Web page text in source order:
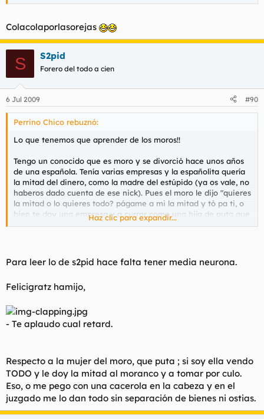
Colacolaporlasorejas
S S2pid
Forero del todo a cien
6 Jul 2009 #90
Perrino Chico rebuznó:
Lo que tenemos que aprender de los moros!!
Tengo un conocido que es moro y se divorció hace unos años
de una española. Tenía varias empresas y la españolita quería
la mitad del dinero, como la madre del estúpido (ya os vale, no
haberos dado cuenta de ese nick). Pues el moro le dijo "quieres
la mitad o lo quieres todo? págame a mi la mitad y tó pa ti, o
bien te doy una empresa y a currar como una hija de puta que
eres" esto último creo que no es textual. Al final la piba tiene
Haz clic para expandir...
Para leer lo de s2pid hace falta tener media neurona.
Felicigratz hamijo,
- Te aplaudo cual retard.
Respecto a la mujer del moro, que puta ; si soy ella vendo
TODO y le doy la mitad al moranco y a tomar por culo.
Eso, o me pego con una cacerola en la cabeza y en el
juzgado me lo dan todo sin separación de bienes ni ostias.